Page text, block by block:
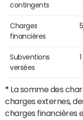
contingents
Charges
financières
Subventions
versées
* La somme des
charges externes,
charges financières